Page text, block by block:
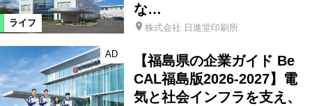
ライフ
な…
株式会社 日進堂印刷所
AD
【福島県の企業ガイド Be
CAL福島版2026-2027】電
気と社会インフラを支え、